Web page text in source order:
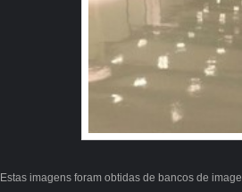
Estas imagens foram obtidas de bancos de